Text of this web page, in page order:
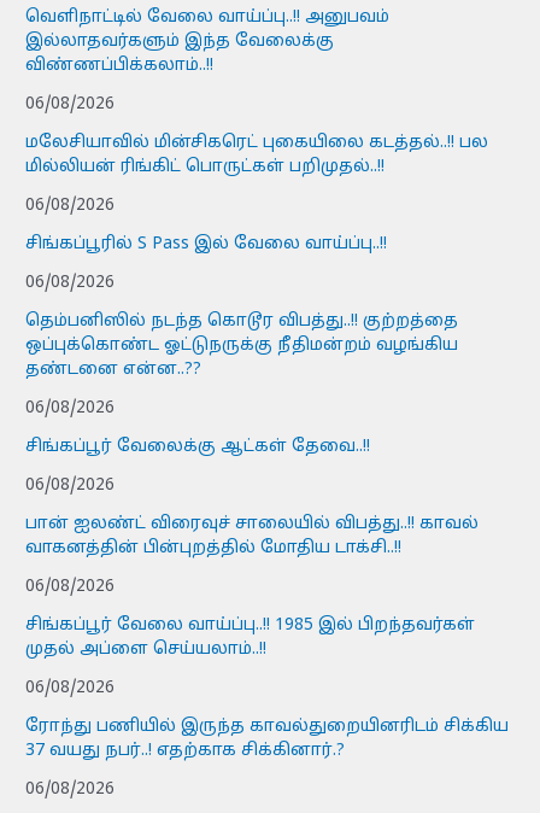
வெளிநாட்டில் வேலை வாய்ப்பு..!! அனுபவம்
இல்லாதவர்களும் இந்த வேலைக்கு
விண்ணப்பிக்கலாம்..!!
06/08/2026
மலேசியாவில் மின்சிகரெட் புகையிலை கடத்தல்..!! பல
மில்லியன் ரிங்கிட் பொருட்கள் பறிமுதல்..!!
06/08/2026
சிங்கப்பூரில் S Pass இல் வேலை வாய்ப்பு..!!
06/08/2026
தெம்பனிஸில் நடந்த கொடூர விபத்து..!! குற்றத்தை
ஒப்புக்கொண்ட ஓட்டுநருக்கு நீதிமன்றம் வழங்கிய
தண்டனை என்ன..??
06/08/2026
சிங்கப்பூர் வேலைக்கு ஆட்கள் தேவை..!!
06/08/2026
பான் ஐலண்ட் விரைவுச் சாலையில் விபத்து..!! காவல்
வாகனத்தின் பின்புறத்தில் மோதிய டாக்சி..!!
06/08/2026
சிங்கப்பூர் வேலை வாய்ப்பு..!! 1985 இல் பிறந்தவர்கள்
முதல் அப்ளை செய்யலாம்..!!
06/08/2026
ரோந்து பணியில் இருந்த காவல்துறையினரிடம் சிக்கிய
37 வயது நபர்..! எதற்காக சிக்கினார்.?
06/08/2026